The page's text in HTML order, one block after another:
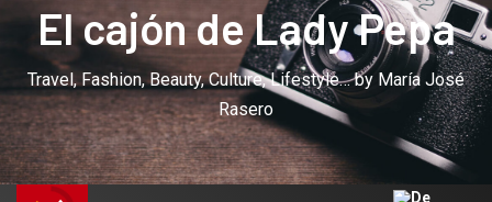
El cajón de Lady Pepa
Travel, Fashion, Beauty, Culture, Lifestyle… by María José
Rasero